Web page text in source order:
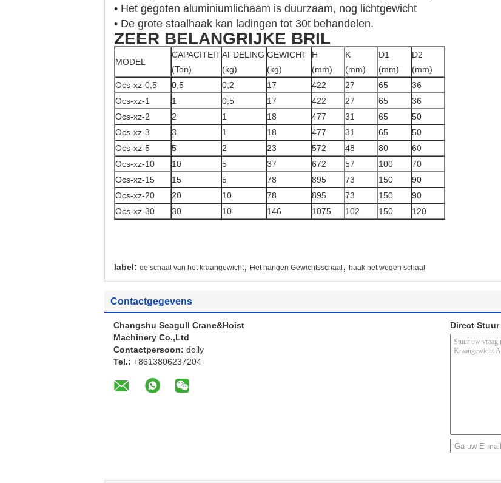
• Het gegoten aluminiumlichaam is duurzaam, nog lichtgewicht
• De grote staalhaak kan ladingen tot 30t behandelen.
ZEER BELANGRIJKE BRIL
MODEL
CAPACITEIT
(Ton)
AFDELING
(kg)
GEWICHT
(kg)
H
(mm)
K
(mm)
D1
(mm)
D2
(mm)
Ocs-xz-0,5
0,5 0,2 17 422 27 65
36
Ocs-xz-1
1 0,5 17 422 27 65
36
Ocs-xz-2
2 1 18 477 31 65
50
Ocs-xz-3
3 1 18 477 31 65
50
Ocs-xz-5
5 2 23 572 48 80
60
Ocs-xz-10
10 5 37 672 57 100
70
Ocs-xz-15
15 5 78 895 73 150
90
Ocs-xz-20
20 10 78 895 73 150
90
Ocs-xz-30
30 10 146 1075 102 150 120
label: de schaal van het kraangewicht, Het hangen Gewichtsschaal , haak het wegen schaal
Contactgegevens
Changshu Seagull Crane&Hoist
Machinery Co.,Ltd
Contactpersoon: dolly
Tel.: +8613806237204
Direct